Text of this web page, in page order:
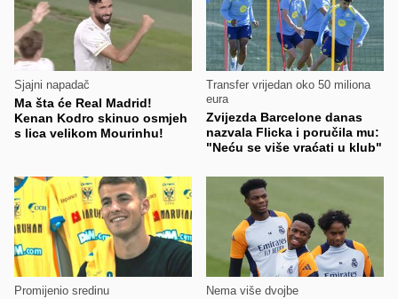
Sjajni napadač
Ma šta će Real Madrid!
Kenan Kodro skinuo osmjeh
s lica velikom Mourinhu!
Transfer vrijedan oko 50 miliona
eura
Zvijezda Barcelone danas
nazvala Flicka i poručila mu:
"Neću se više vraćati u klub"
Promijenio sredinu Nema više dvojbe